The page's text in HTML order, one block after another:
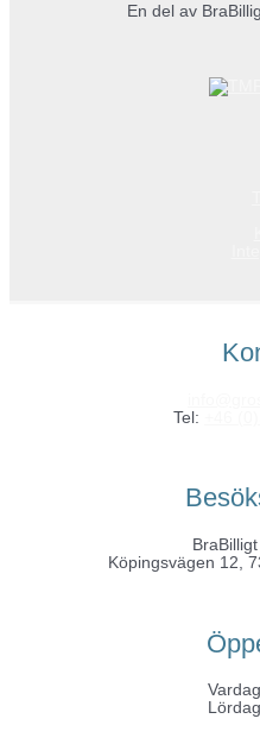
En del av
Tel:
Köpingsvägen 12,